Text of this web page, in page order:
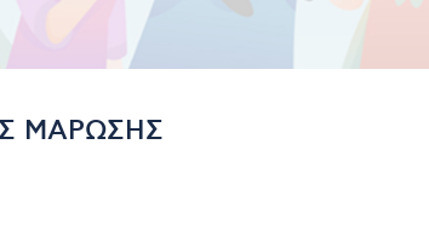
ΜΑΡΩΣΗΣ